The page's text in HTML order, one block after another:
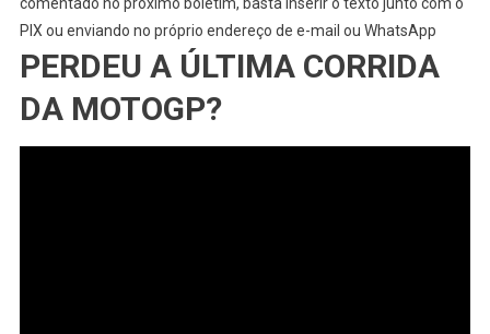
comentado no próximo boletim, basta inserir o texto junto com o
PIX ou enviando no próprio endereço de e-mail ou WhatsApp
PERDEU A ÚLTIMA CORRIDA
DA MOTOGP?